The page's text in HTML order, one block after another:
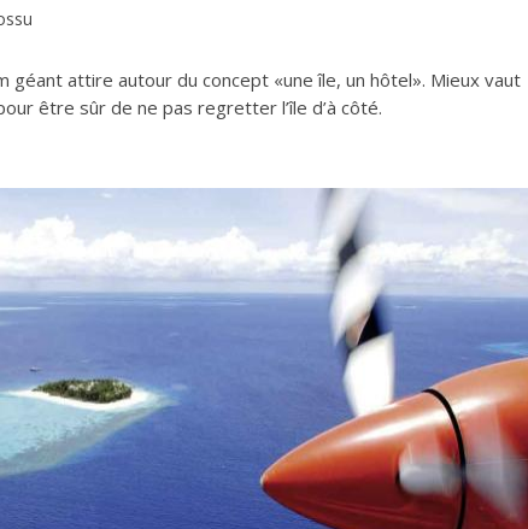
géant attire autour du concept «une île, un hôtel». Mieux vaut
être sûr de ne pas regretter l’île d’à côté.